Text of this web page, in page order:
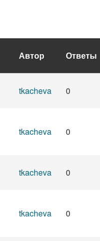
Автор Ответы
tkacheva 0
tkacheva 0
tkacheva 0
tkacheva 0